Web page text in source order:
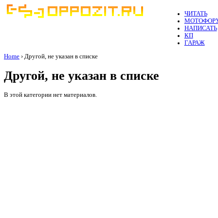
ЧИТАТЬ
НАПИСАТЬ
КП
ГАРАЖ
Home › Другой, не указан в списке
Другой, не указан в списке
В этой категории нет материалов.